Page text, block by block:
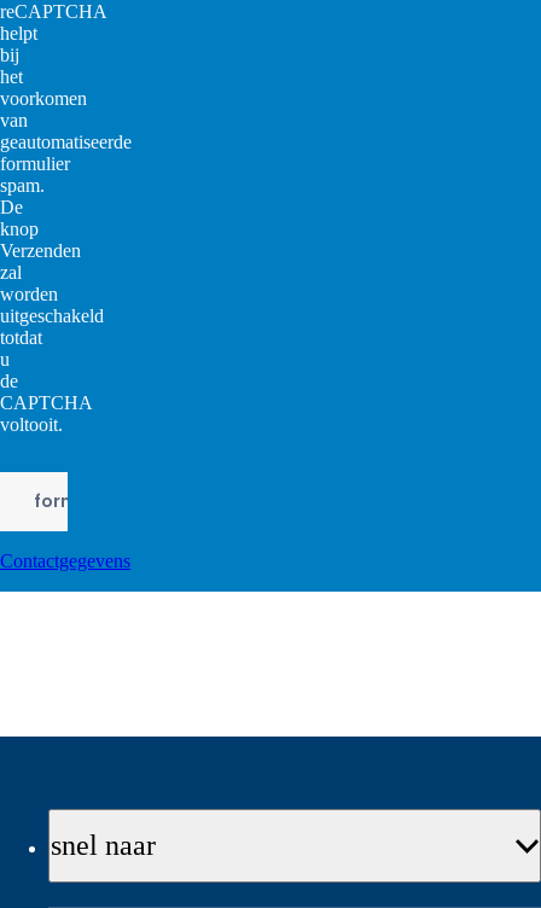
reCAPTCHA
helpt
bij
het
voorkomen
van
geautomatiseerde
formulier
spam.
De
knop
Verzenden
zal
worden
uitgeschakeld
totdat
u
de
CAPTCHA
voltooit.
Contactgegevens
snel naar